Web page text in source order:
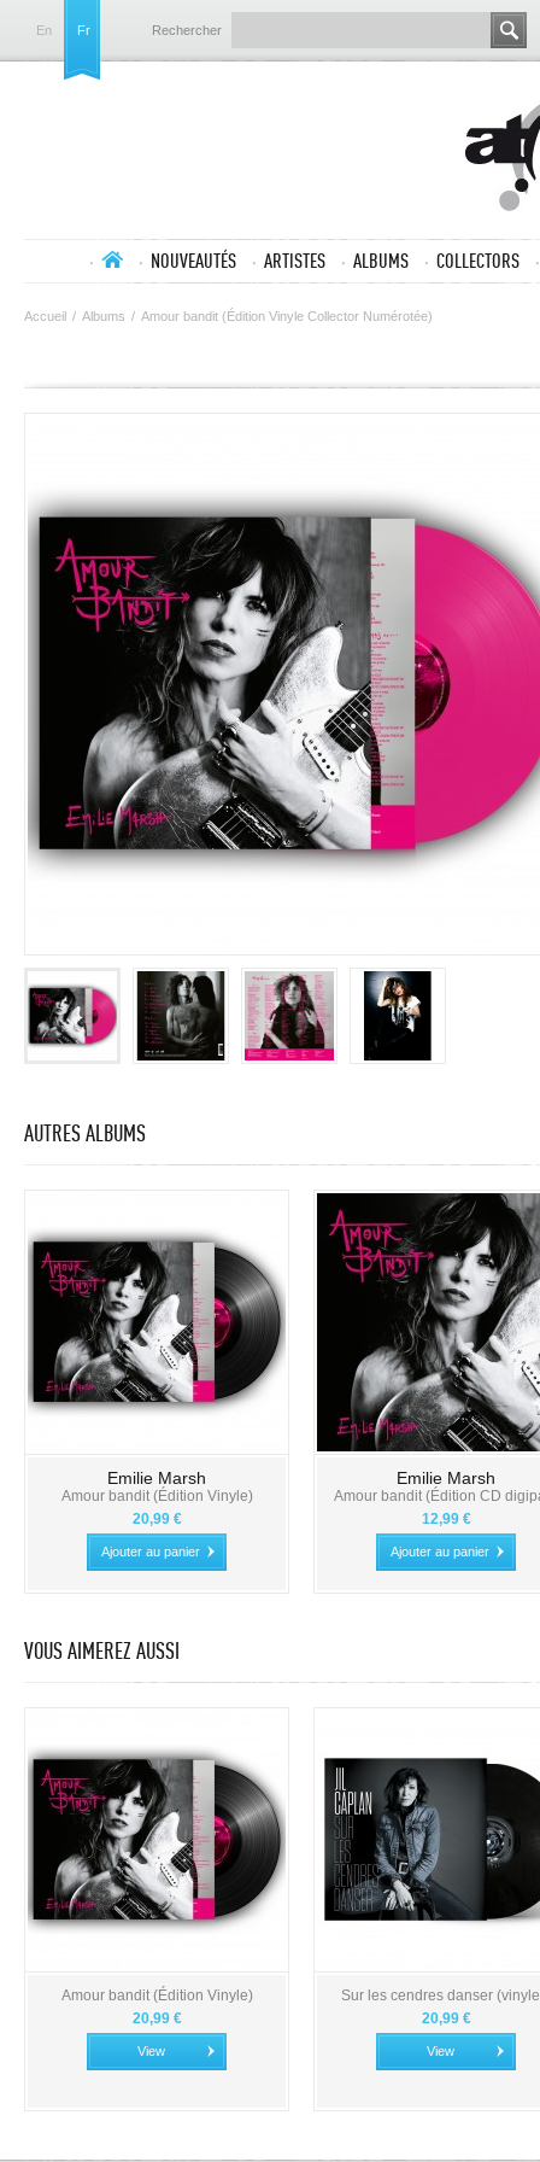
En Fr Rechercher
NOUVEAUTÉS ARTISTES ALBUMS COLLECTORS
Accueil / Albums / Amour bandit (Édition Vinyle Collector Numérotée)
AUTRES ALBUMS
Emilie Marsh
Amour bandit (Édition Vinyle)
20,99 €
Ajouter au panier
Emilie Marsh
Amour bandit (Édition CD
12,99 €
Ajouter au panier
VOUS AIMEREZ AUSSI
Amour bandit (Édition Vinyle)
20,99 €
View
Sur les cendres danser
20,99 €
View